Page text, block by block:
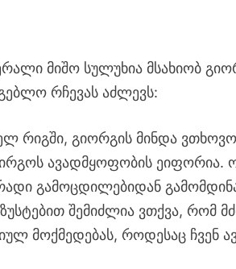
მიშო სულუხია მსახიობ
რჩევას აძლევს:
რიგში, გიორგის მინდა
ავადმყოფობის ეიფორია.
გამოცდილებიდან
შემიძლია ვთქვა, რომ
მოქმედებას, როდესაც ჩვენ